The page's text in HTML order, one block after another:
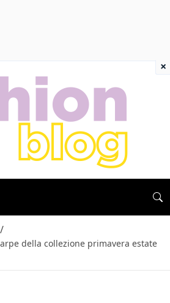
/
della collezione primavera estate
×